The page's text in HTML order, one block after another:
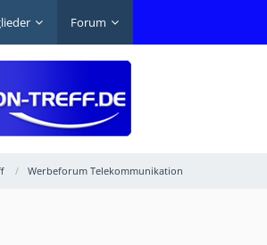
Forum
Werbeforum Telekommunikation